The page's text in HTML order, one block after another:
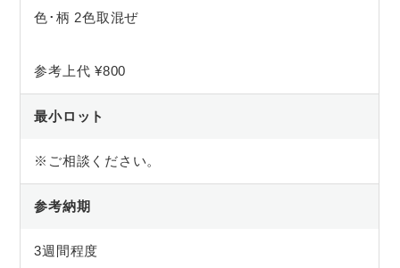
色･柄 2色取混ぜ
参考上代 ¥800
最小ロット
※ご相談ください。
参考納期
3週間程度